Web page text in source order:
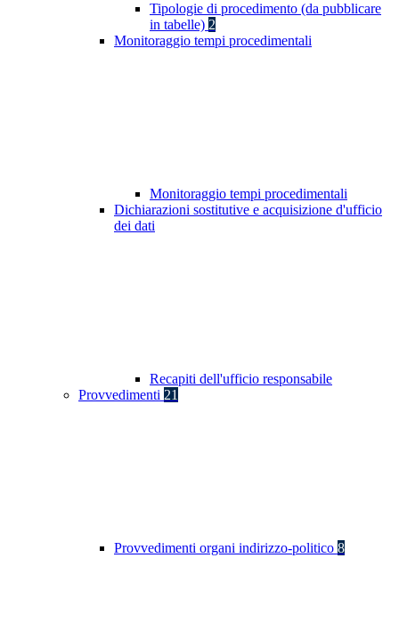
Tipologie di procedimento (da pubblicare
in tabelle) 2
Monitoraggio tempi procedimentali
Monitoraggio tempi procedimentali
Dichiarazioni sostitutive e acquisizione d'ufficio
dei dati
Recapiti dell'ufficio responsabile
Provvedimenti 21
Provvedimenti organi indirizzo-politico 8